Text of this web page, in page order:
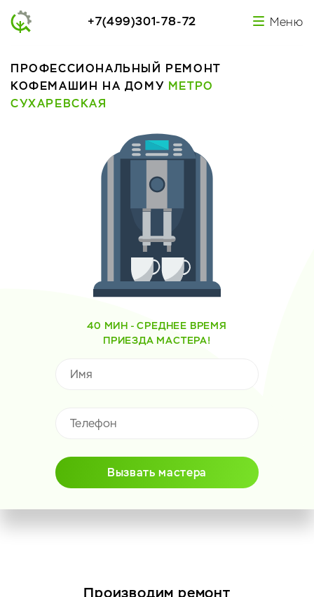
+7(499)301-78-72 Меню
ПРОФЕССИОНАЛЬНЫЙ РЕМОНТ
КОФЕМАШИН НА ДОМУ МЕТРО
СУХАРЕВСКАЯ
40 МИН - СРЕДНЕЕ ВРЕМЯ
ПРИЕЗДА МАСТЕРА!
Вызвать мастера
Производим ремонт